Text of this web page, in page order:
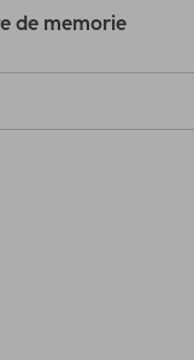
de memorie